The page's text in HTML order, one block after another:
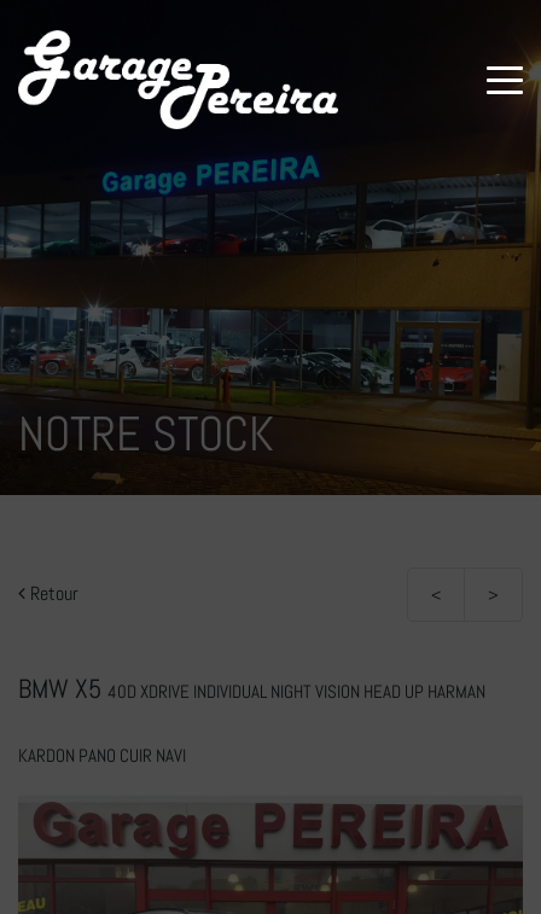
NOTRE STOCK
Retour < >
BMW X5 40D XDRIVE INDIVIDUAL NIGHT VISION HEAD UP HARMAN
KARDON PANO CUIR NAVI